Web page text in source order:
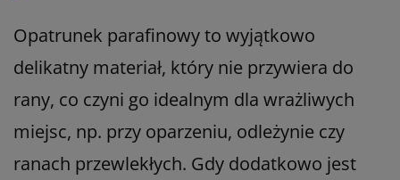
Opatrunek parafinowy to wyjątkowo
delikatny materiał, który nie przywiera do
rany, co czyni go idealnym dla wrażliwych
miejsc, np. przy oparzeniu, odleżynie czy
ranach przewlekłych. Gdy dodatkowo jest